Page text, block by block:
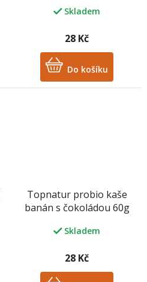
Skladem
28 Kč
Do košíku
Topnatur probio kaše
banán s čokoládou 60g
Skladem
28 Kč